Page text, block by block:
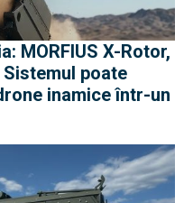
MORFIUS X-Rotor,
Sistemul poate
inamice într-un